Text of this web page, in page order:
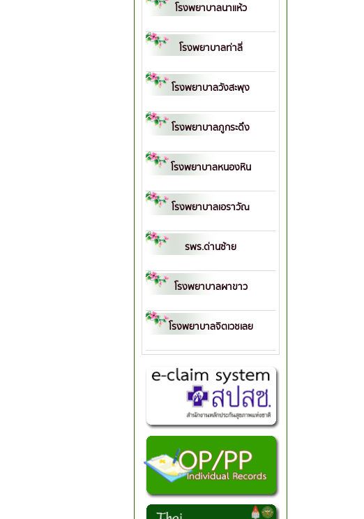
โรงพยาบาลนาแห้ว
โรงพยาบาลท่าลี่
โรงพยาบาลวังสะพุง
โรงพยาบาลภูกระดึง
โรงพยาบาลหนองหิน
โรงพยาบาลเอราวัณ
รพร.ด่านซ้าย
โรงพยาบาลผาขาว
โรงพยาบาลจิตเวชเลย